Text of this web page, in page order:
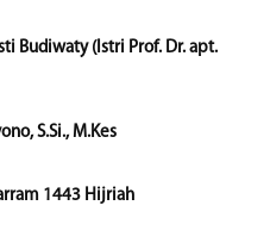
Budiwaty (Istri Prof. Dr. apt.
S.Si., M.Kes
1443 Hijriah